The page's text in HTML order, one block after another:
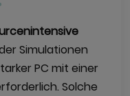
Simulationen
PC mit einer
Solche